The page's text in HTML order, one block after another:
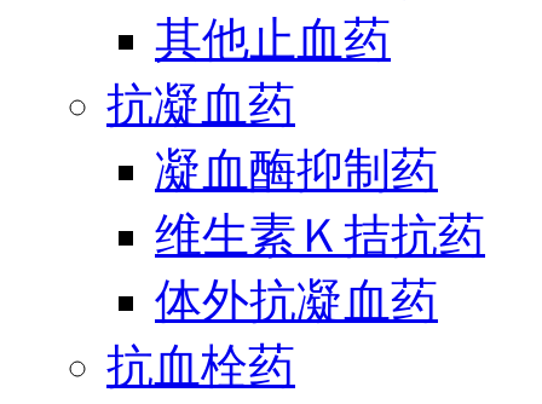
其他止血药
抗凝血药
凝血酶抑制药
维生素Ｋ拮抗药
体外抗凝血药
抗血栓药